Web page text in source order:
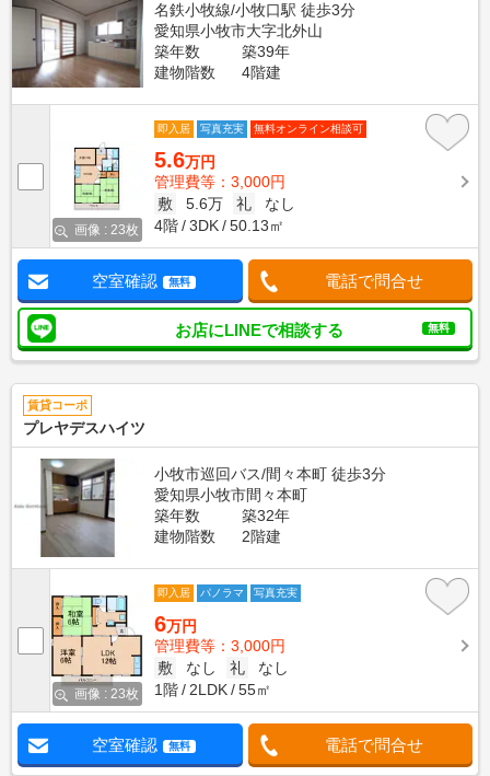
名鉄小牧線/小牧口駅 徒歩3分
愛知県小牧市大字北外山
築年数
築39年
建物階数
4階建
画像 : 23枚
即入居 写真充実 無料オンライン相談可
5.6万円
管理費等：3,000円
敷
5.6万 礼
なし
4階
3DK 50.13㎡
空室確認 無料 電話で問合せ
お店にLINEで相談する 無料
賃貸コーポ
プレヤデスハイツ
小牧市巡回バス/間々本町 徒歩3分
愛知県小牧市間々本町
築年数
築32年
建物階数
2階建
画像 : 23枚
即入居 パノラマ 写真充実
6万円
管理費等：3,000円
敷
なし 礼
なし
1階
2LDK 55㎡
空室確認 無料 電話で問合せ